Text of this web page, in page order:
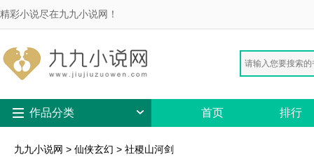
精彩小说尽在九九小说网！
作品分类 首页 排行
九九小说网 > 仙侠玄幻 > 社稷山河剑